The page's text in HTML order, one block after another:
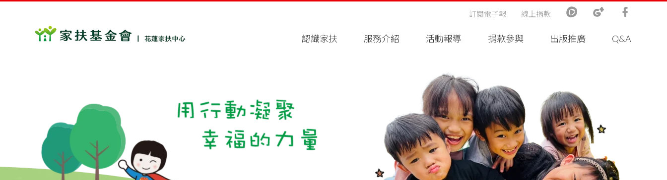
認識家扶 服務介紹 活動報導 捐款參與 出版推廣 Q&A
訂閱電子報 線上捐款